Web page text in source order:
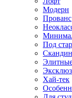
Модерн
Прованс
Под
Хай-тек